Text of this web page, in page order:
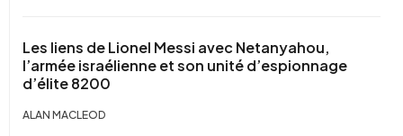
Les liens de Lionel Messi avec Netanyahou,
l’armée israélienne et son unité d’espionnage
d’élite 8200
ALAN MACLEOD